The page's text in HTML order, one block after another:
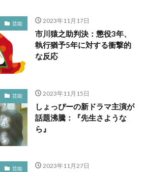
芸能 2023年11月17日
市川猿之助判決：懲役3年、
執行猶予5年に対する衝撃的
な反応
芸能 2023年11月15日
しょっぴーの新ドラマ主演が
話題沸騰：『先生さような
ら』
芸能 2023年11月27日